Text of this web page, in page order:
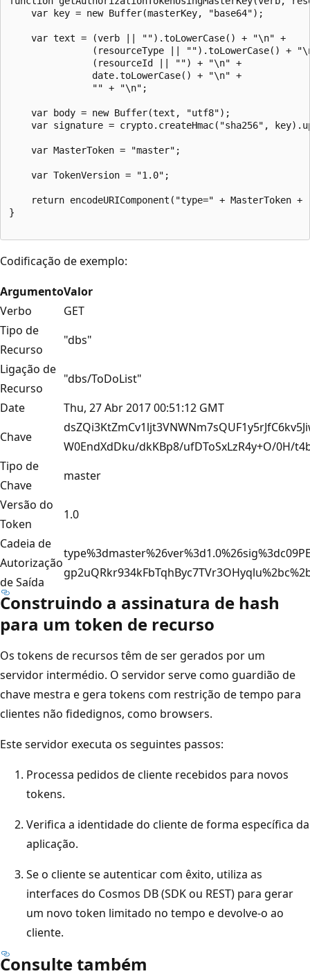
    var key = new Buffer(masterKey, "base64");
    var text = (verb || "").toLowerCase() + "\n" +
(resourceType || "").toLowerCase() +
               (resourceId || "") + "\n" +
               date.toLowerCase() + "\n" +
               "" + "\n";
    var body = new Buffer(text, "utf8");
var signature = crypto.createHmac("sha256",
    var MasterToken = "master";
    var TokenVersion = "1.0";
return encodeURIComponent("type=" + MasterToken
}
Codificação de exemplo:
ArgumentoValor
Verbo
GET
Tipo de
Recurso
"dbs"
Ligação de
Recurso
"dbs/ToDoList"
Date
Thu, 27 Abr 2017 00:51:12 GMT
Chave
W0EndXdDku/dkKBp8/ufDToSxLzR4y+O/0H/
Tipo de
Chave
master
Versão do
Token
1.0
Cadeia de
Autorização
de Saída
Construindo a assinatura de hash
para um token de recurso
Os tokens de recursos têm de ser gerados por um
servidor intermédio. O servidor serve como guardião de
chave mestra e gera tokens com restrição de tempo para
clientes não fidedignos, como browsers.
Este servidor executa os seguintes passos:
Processa pedidos de cliente recebidos para novos
tokens.
Verifica a identidade do cliente de forma específica da
aplicação.
Se o cliente se autenticar com êxito, utiliza as
interfaces do Cosmos DB (SDK ou REST) para gerar
um novo token limitado no tempo e devolve-o ao
cliente.
Consulte também